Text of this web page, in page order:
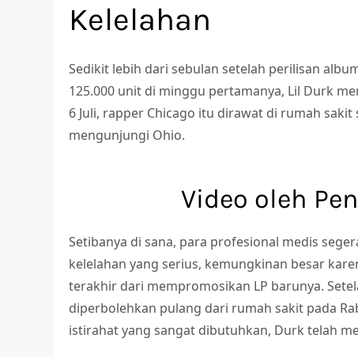
Kelelahan
Sedikit lebih dari sebulan setelah perilisan
125.000 unit di minggu pertamanya, Lil Durk
6 Juli, rapper Chicago itu dirawat di rumah
mengunjungi Ohio.
Video oleh
Setibanya di sana, para profesional medis
kelelahan yang serius, kemungkinan besar
terakhir dari mempromosikan LP barunya.
diperbolehkan pulang dari rumah sakit pada
istirahat yang sangat dibutuhkan, Durk telah